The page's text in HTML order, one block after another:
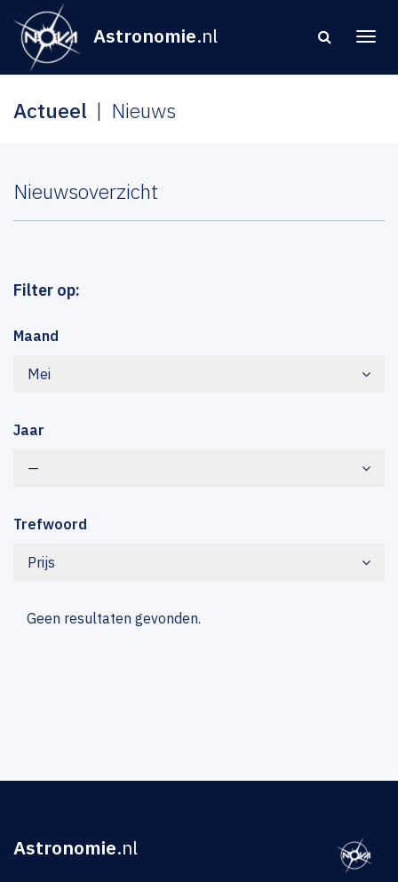
Astronomie.nl
Actueel Nieuws
Nieuwsoverzicht
Filter op:
Maand
Mei
Jaar
—
Trefwoord
Prijs
Geen resultaten gevonden.
Astronomie.nl